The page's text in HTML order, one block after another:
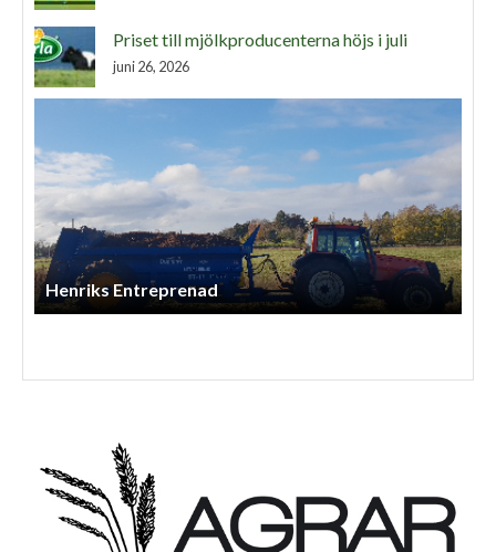
Priset till mjölkproducenterna höjs i juli
juni 26, 2026
Åshall Torp